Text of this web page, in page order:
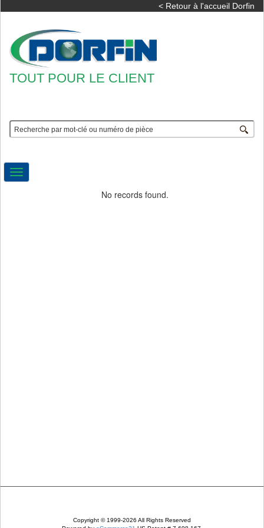
< Retour à l'accueil Dorfin
TOUT POUR LE CLIENT
Toggle
navigation
No records found.
Copyright © 1999-2026 All Rights Reserved